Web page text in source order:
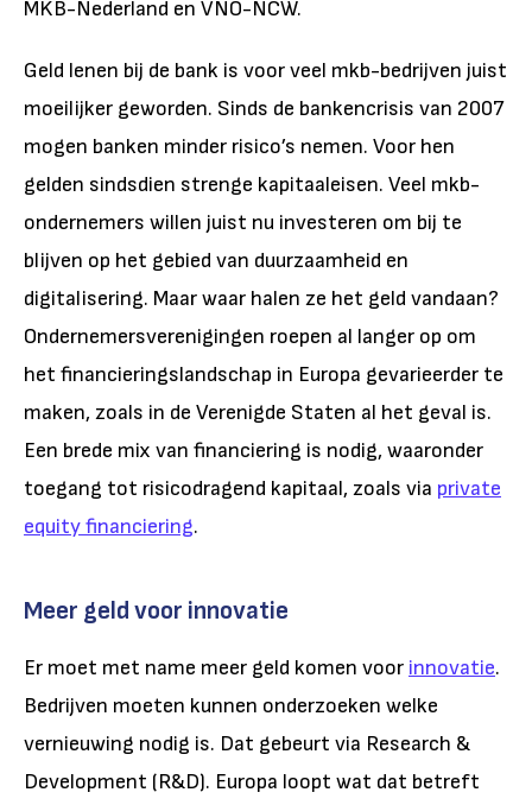
MKB-Nederland en VNO-NCW.
Geld lenen bij de bank is voor veel mkb-bedrijven juist
moeilijker geworden. Sinds de bankencrisis van 2007
mogen banken minder risico’s nemen. Voor hen
gelden sindsdien strenge kapitaaleisen. Veel mkb-
ondernemers willen juist nu investeren om bij te
blijven op het gebied van duurzaamheid en
digitalisering. Maar waar halen ze het geld vandaan?
Ondernemersverenigingen roepen al langer op om
het financieringslandschap in Europa gevarieerder te
maken, zoals in de Verenigde Staten al het geval is.
Een brede mix van financiering is nodig, waaronder
toegang tot risicodragend kapitaal, zoals via private
equity financiering.
Meer geld voor innovatie
Er moet met name meer geld komen voor innovatie.
Bedrijven moeten kunnen onderzoeken welke
vernieuwing nodig is. Dat gebeurt via Research &
Development (R&D). Europa loopt wat dat betreft